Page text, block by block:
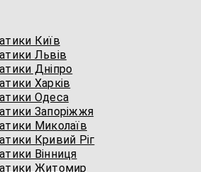
Київ
Львів
Дніпро
Харків
Одеса
Запоріжжя
Миколаїв
Кривий Ріг
Вінниця
Житомир